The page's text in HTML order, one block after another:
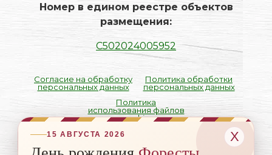
Согласие на обработку
персональных данных
Политика обработки
персональных данных
Политика
использования файлов
cookie
Номер в едином реестре объектов
размещения:
С502024005952
Х
15 АВГУСТА 2026